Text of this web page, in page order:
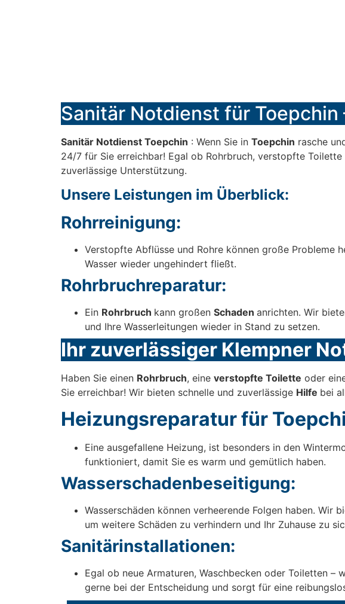
Sanitär Notdienst für
Sanitär Notdienst Toepchin : Wenn Sie in Toepchin rasche
24/7 für Sie erreichbar! Egal ob Rohrbruch, verstopfte
zuverlässige Unterstützung.
Unsere Leistungen im Überblick:
Rohrreinigung:
Verstopfte Abflüsse und Rohre können große Probleme
Wasser wieder ungehindert fließt.
Rohrbruchreparatur:
Ein Rohrbruch kann großen Schaden anrichten. Wir
und Ihre Wasserleitungen wieder in Stand zu setzen.
Ihr zuverlässiger Klempner
Haben Sie einen Rohrbruch, eine verstopfte Toilette oder
Sie erreichbar! Wir bieten schnelle und zuverlässige Hilfe bei
Heizungsreparatur für
Eine ausgefallene Heizung, ist besonders in den
funktioniert, damit Sie es warm und gemütlich haben.
Wasserschadenbeseitigung:
Wasserschäden können verheerende Folgen haben. Wir
um weitere Schäden zu verhindern und Ihr Zuhause zu
Sanitärinstallationen:
Egal ob neue Armaturen, Waschbecken oder Toiletten
gerne bei der Entscheidung und sorgt für eine